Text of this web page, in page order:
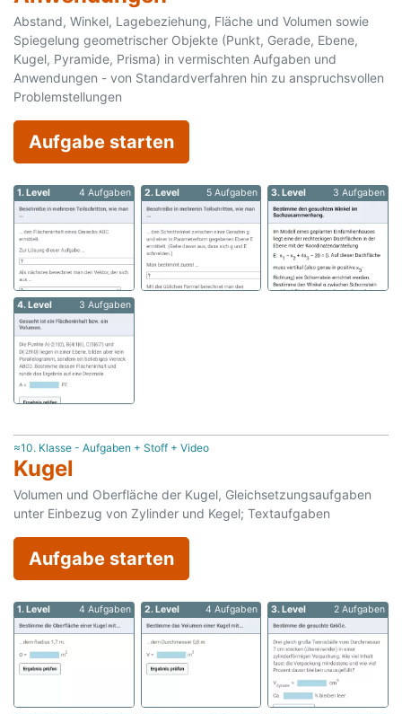
Abstand, Winkel, Lagebeziehung, Fläche und Volumen sowie
Spiegelung geometrischer Objekte (Punkt, Gerade, Ebene,
Kugel, Pyramide, Prisma) in vermischten Aufgaben und
Anwendungen - von Standardverfahren hin zu anspruchsvollen
Problemstellungen
Aufgabe starten
1. Level 4 Aufgaben 2. Level 5 Aufgaben 3. Level 3 Aufgaben
4. Level 3 Aufgaben
≈10. Klasse - Aufgaben + Stoff + Video
Kugel
Volumen und Oberfläche der Kugel, Gleichsetzungsaufgaben
unter Einbezug von Zylinder und Kegel; Textaufgaben
Aufgabe starten
1. Level 4 Aufgaben 2. Level 4 Aufgaben 3. Level 2 Aufgaben